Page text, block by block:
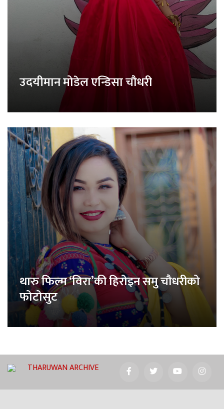
उदयीमान मोडेल एन्डिसा चौधरी
थारु फिल्म ‘विरा’की हिरोइन समु चौधरीको
फोटोसुट
THARUWAN ARCHIVE